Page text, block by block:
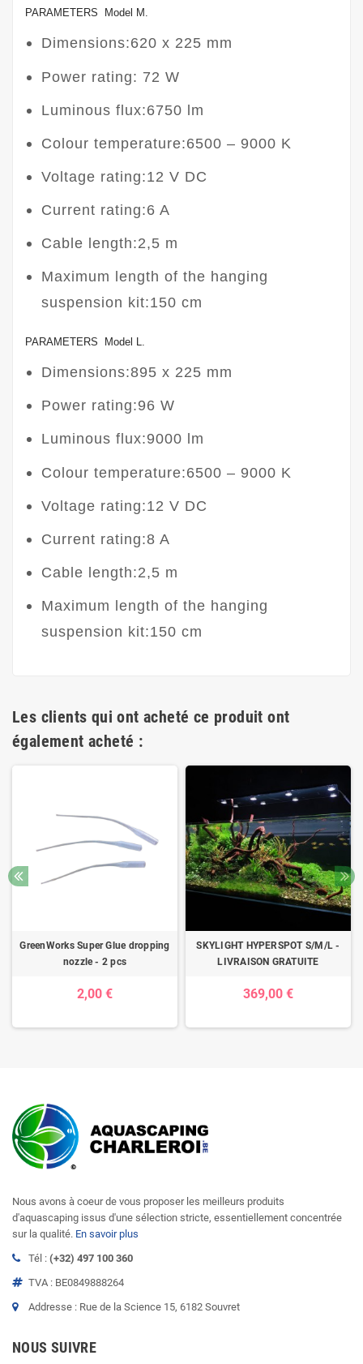
PARAMETERS Model M.
Dimensions:620 x 225 mm
Power rating: 72 W
Luminous flux:6750 lm
Colour temperature:6500 – 9000 K
Voltage rating:12 V DC
Current rating:6 A
Cable length:2,5 m
Maximum length of the hanging
suspension kit:150 cm
PARAMETERS Model L.
Dimensions:895 x 225 mm
Power rating:96 W
Luminous flux:9000 lm
Colour temperature:6500 – 9000 K
Voltage rating:12 V DC
Current rating:8 A
Cable length:2,5 m
Maximum length of the hanging
suspension kit:150 cm
Les clients qui ont acheté ce produit ont
également acheté :
GreenWorks Super Glue dropping
nozzle - 2 pcs
2,00 €
SKYLIGHT HYPERSPOT S/M/L -
LIVRAISON GRATUITE
369,00 €
Nous avons à coeur de vous proposer les meilleurs produits
d'aquascaping issus d'une sélection stricte, essentiellement concentrée
sur la qualité. En savoir plus
Tél : (+32) 497 100 360
TVA : BE0849888264
Addresse : Rue de la Science 15, 6182 Souvret
NOUS SUIVRE